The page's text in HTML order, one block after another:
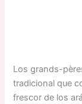
Los grands-
tradicional que
frescor de los